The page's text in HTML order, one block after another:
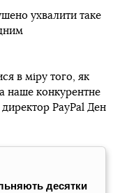
ухвалити таке
в міру того, як
наше конкурентне
PayPal Ден
десятки